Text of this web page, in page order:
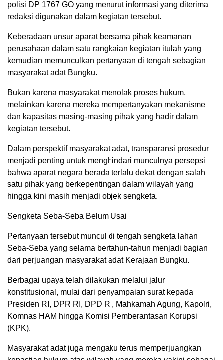
polisi DP 1767 GO yang menurut informasi yang diterima
redaksi digunakan dalam kegiatan tersebut.
Keberadaan unsur aparat bersama pihak keamanan
perusahaan dalam satu rangkaian kegiatan itulah yang
kemudian memunculkan pertanyaan di tengah sebagian
masyarakat adat Bungku.
Bukan karena masyarakat menolak proses hukum,
melainkan karena mereka mempertanyakan mekanisme
dan kapasitas masing-masing pihak yang hadir dalam
kegiatan tersebut.
Dalam perspektif masyarakat adat, transparansi prosedur
menjadi penting untuk menghindari munculnya persepsi
bahwa aparat negara berada terlalu dekat dengan salah
satu pihak yang berkepentingan dalam wilayah yang
hingga kini masih menjadi objek sengketa.
Sengketa Seba-Seba Belum Usai
Pertanyaan tersebut muncul di tengah sengketa lahan
Seba-Seba yang selama bertahun-tahun menjadi bagian
dari perjuangan masyarakat adat Kerajaan Bungku.
Berbagai upaya telah dilakukan melalui jalur
konstitusional, mulai dari penyampaian surat kepada
Presiden RI, DPR RI, DPD RI, Mahkamah Agung, Kapolri,
Komnas HAM hingga Komisi Pemberantasan Korupsi
(KPK).
Masyarakat adat juga mengaku terus memperjuangkan